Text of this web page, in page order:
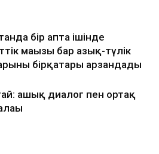
бір апта ішінде
маңызы бар азық-түлік
бірқатары арзандады
ашық диалог пен ортақ